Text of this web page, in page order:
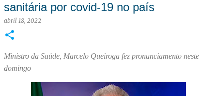
sanitária por covid-19 no país
abril 18, 2022
Ministro da Saúde, Marcelo Queiroga fez pronunciamento neste
domingo